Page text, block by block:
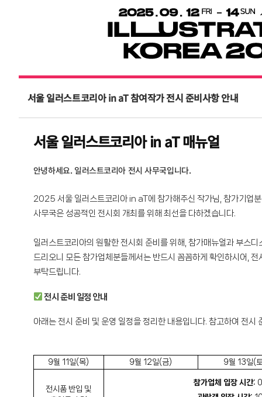
서울 일러스트코리아 in aT 참여작가 전시 준비사항 안내
서울 일러스트코리아 in aT 매뉴얼
안녕하세요. 일러스트코리아 전시 사무국입니다.
2025 서울 일러스트코리아 in aT에 참가해주신 작가님, 참가기업
사무국은 성공적인 전시회 개최를 위해 최선을 다하겠습니다.
일러스트코리아의 원활한 전시회 준비를 위해, 참가매뉴얼과 부스
드리오니 모든 참가업체분들께서는 반드시 꼼꼼하게 확인하시어,
부탁드립니다.
전시 준비 일정 안내
아래는 전시 준비 및 운영 일정을 정리한 내용입니다. 참고하여 전시
9월 11일(목) 9월 12일(금) 9월 13일(
전시품 반입 및
참가업체 입장 시간: